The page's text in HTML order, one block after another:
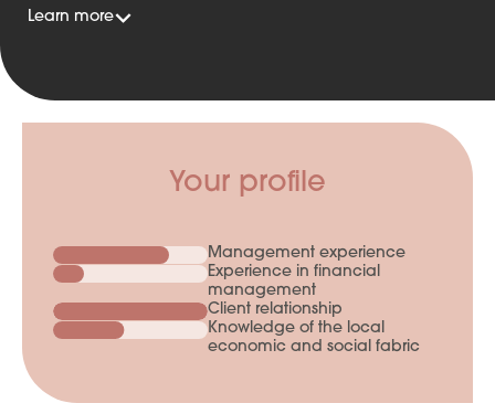
Learn more
Your profile
Management experience
Experience in financial
management
Client relationship
Knowledge of the local
economic and social fabric